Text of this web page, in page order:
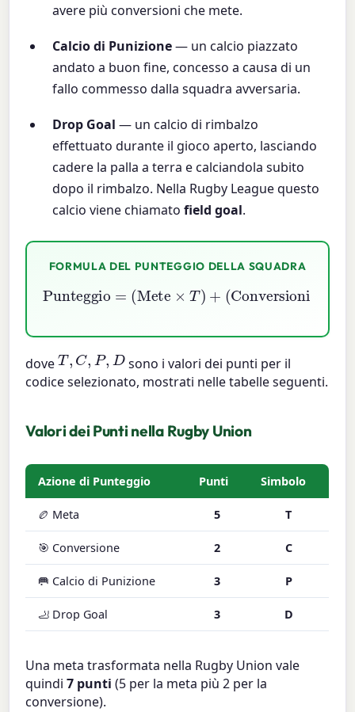
avere più conversioni che mete.
Calcio di Punizione— un calcio piazzato
andato a buon fine, concesso a causa di un
fallo commesso dalla squadra avversaria.
Drop Goal — un calcio di rimbalzo
effettuato durante il gioco aperto, lasciando
cadere la palla a terra e calciandola subito
dopo il rimbalzo. Nella Rugby League questo
calcio viene chiamatofield goal.
FORMULA DEL PUNTEGGIO DELLA SQUADRA
Punteggio =( Mete ×T)+
(Conversioni×C)+( Punizioni×P)+(
Drop Goal×D)
doveT, C,P D
sono i valori dei punti per il
codice selezionato, mostrati nelle tabelle seguenti.
Valori dei Punti nella Rugby Union
Azione di Punteggio Punti Simbolo
🏉 Meta 5 T
🎯 Conversione 2 C
🥅 Calcio di Punizione 3 P
🦶 Drop Goal 3 D
Una meta trasformata nella Rugby Union vale
quindi7 punti (5 per la meta più 2 per la
conversione).